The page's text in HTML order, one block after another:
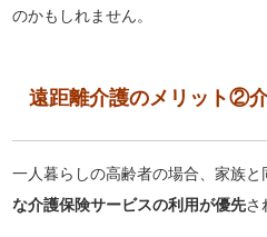
のかもしれません。
遠距離介護のメリット②
一人暮らしの高齢者の場合、家族
な介護保険サービスの利用が優先さ